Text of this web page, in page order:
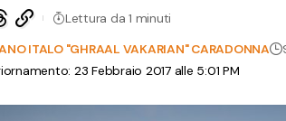
23 Febbraio 2017 alle 5:01 PM
ITALO "GHRAAL VAKARIAN" CARADONNA
Lettura da 1 minuti